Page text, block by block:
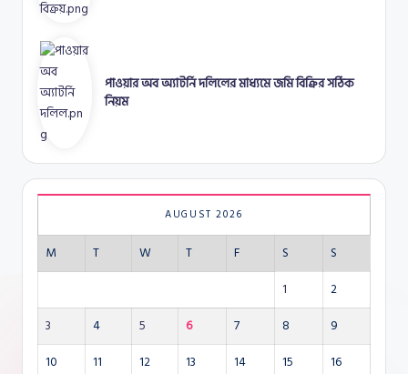
পাওয়ার অব অ্যাটর্নি দলিলের মাধ্যমে জমি বিক্রির সঠিক
নিয়ম
AUGUST 2026
M T W T F S
S
1
2
3
4 5 6 7 8
9
10
11 12 13 14 15 16